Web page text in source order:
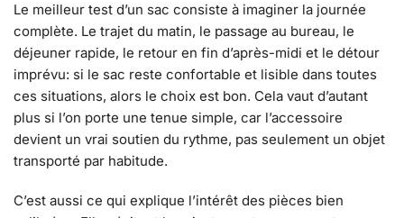
Le meilleur test d’un sac consiste à imaginer la journée
complète. Le trajet du matin, le passage au bureau, le
déjeuner rapide, le retour en fin d’après-midi et le détour
imprévu: si le sac reste confortable et lisible dans toutes
ces situations, alors le choix est bon. Cela vaut d’autant
plus si l’on porte une tenue simple, car l’accessoire
devient un vrai soutien du rythme, pas seulement un objet
transporté par habitude.
C’est aussi ce qui explique l’intérêt des pièces bien